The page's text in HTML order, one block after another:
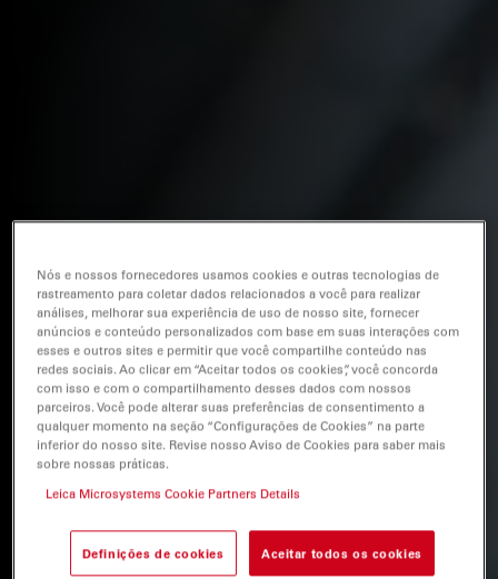
Nós e nossos fornecedores usamos cookies e outras tecnologias de
rastreamento para coletar dados relacionados a você para realizar
análises, melhorar sua experiência de uso de nosso site, fornecer
anúncios e conteúdo personalizados com base em suas interações com
esses e outros sites e permitir que você compartilhe conteúdo nas
redes sociais. Ao clicar em “Aceitar todos os cookies”, você concorda
com isso e com o compartilhamento desses dados com nossos
parceiros. Você pode alterar suas preferências de consentimento a
qualquer momento na seção “Configurações de Cookies” na parte
inferior do nosso site. Revise nosso Aviso de Cookies para saber mais
sobre nossas práticas.
Leica Microsystems Cookie Partners Details
Definições de cookies Aceitar todos os cookies